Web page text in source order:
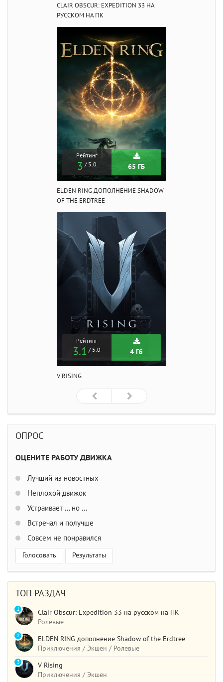
CLAIR OBSCUR: EXPEDITION 33 НА
РУССКОМ НА ПК
Рейтинг
3 / 5.0 65 ГБ
ELDEN RING ДОПОЛНЕНИЕ SHADOW
OF THE ERDTREE
Рейтинг
3.1 / 5.0 4 Гб
V RISING
ОПРОС
ОЦЕНИТЕ РАБОТУ ДВИЖКА
Лучший из новостных
Неплохой движок
Устраивает ... но ...
Встречал и получше
Совсем не понравился
Голосовать Результаты
ТОП РАЗДАЧ
Clair Obscur: Expedition 33 на русском на ПК
Ролевые
1
ELDEN RING дополнение Shadow of the Erdtree
Приключения / Экшен / Ролевые
2
V Rising
Приключения / Экшен
3